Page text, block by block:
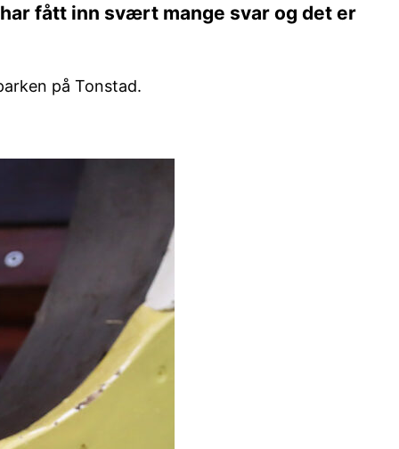
fått inn svært mange svar og det er
på Tonstad.